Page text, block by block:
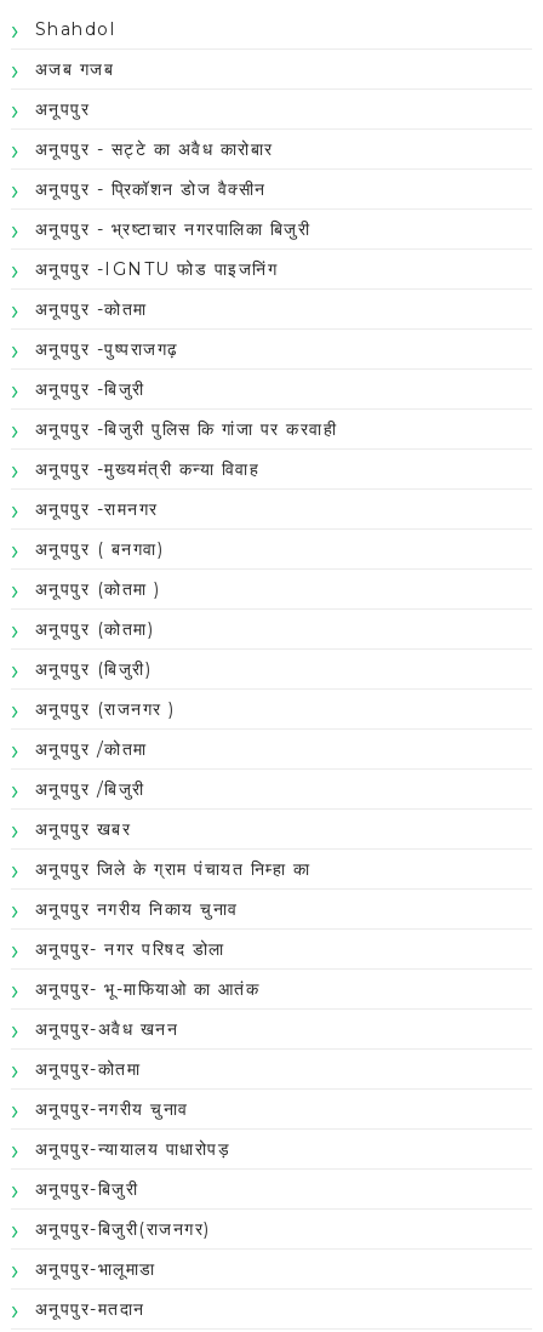
Shahdol
अजब गजब
अनूपपुर
अनूपपुर - सट्टे का अवैध कारोबार
अनूपपुर - प्रिकॉशन डोज वैक्सीन
अनूपपुर - भ्रष्टाचार नगरपालिका बिजुरी
अनूपपुर -IGNTU फोड पाइजनिंग
अनूपपुर -कोतमा
अनूपपुर -पुष्पराजगढ़
अनूपपुर -बिजुरी
अनूपपुर -बिजुरी पुलिस कि गांजा पर करवाही
अनूपपुर -मुख्यमंत्री कन्या विवाह
अनूपपुर -रामनगर
अनूपपुर ( बनगवा)
अनूपपुर (कोतमा )
अनूपपुर (कोतमा)
अनूपपुर (बिजुरी)
अनूपपुर (राजनगर )
अनूपपुर /कोतमा
अनूपपुर /बिजुरी
अनूपपुर खबर
अनूपपुर जिले के ग्राम पंचायत निम्हा का
अनूपपुर नगरीय निकाय चुनाव
अनूपपुर- नगर परिषद डोला
अनूपपुर- भू-माफियाओ का आतंक
अनूपपुर-अवैध खनन
अनूपपुर-कोतमा
अनूपपुर-नगरीय चुनाव
अनूपपुर-न्यायालय पाधारोपड़
अनूपपुर-बिजुरी
अनूपपुर-बिजुरी(राजनगर)
अनूपपुर-भालूमाडा
अनूपपुर-मतदान